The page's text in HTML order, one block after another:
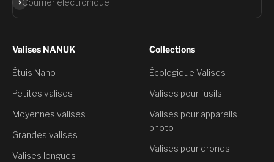
Courrier électronique
Valises NANUK
Étuis Nano
Petites valises
Moyennes valises
Grandes valises
Valises longues
Collections
Écologique Valises
Valises pour fusils
Valises pour appareils
photo
Valises pour drones